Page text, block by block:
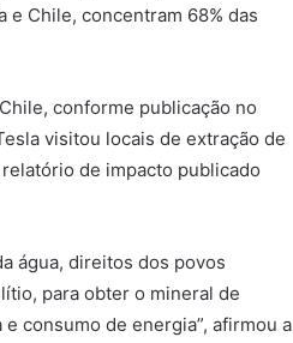
e Chile, concentram 68% das
conforme publicação no
visitou locais de extração de
de impacto publicado
água, direitos dos povos
para obter o mineral de
consumo de energia”, afirmou a